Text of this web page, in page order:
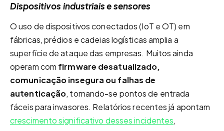
Dispositivos industriais e sensores
O uso de dispositivos conectados (IoT e OT) em
fábricas, prédios e cadeias logísticas amplia a
superfície de ataque das empresas. Muitos ainda
operam com firmware desatualizado,
comunicação insegura ou falhas de
autenticação, tornando-se pontos de entrada
fáceis para invasores. Relatórios recentes já apontam
crescimento significativo desses incidentes,